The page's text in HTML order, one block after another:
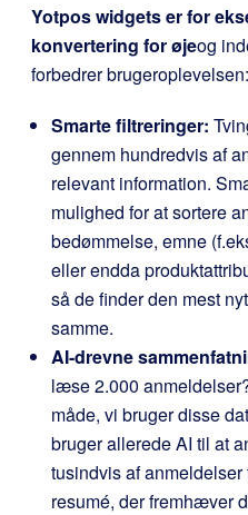
Yotpos widgets er for
konvertering for øjeog
forbedrer brugeroplevelsen:
Smarte filtreringer:
gennem hundredvis af
relevant information.
mulighed for at sortere
bedømmelse, emne
eller endda
så de finder den mest
samme.
AI-drevne
læse 2.000
måde, vi bruger disse
bruger allerede AI til at
tusindvis af
resumé, der fremhæver